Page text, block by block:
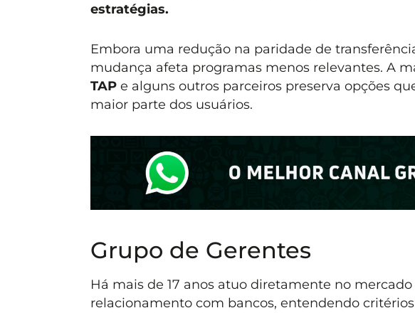
estratégias.
Embora uma redução na paridade de
mudança afeta programas menos relevantes. A
TAP e alguns outros parceiros preserva opções
maior parte dos usuários.
Grupo de Gerentes
Há mais de 17 anos atuo diretamente no
relacionamento com bancos, entendendo